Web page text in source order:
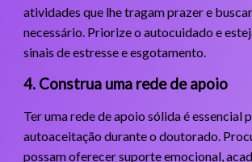
atividades que lhe tragam prazer e
necessário. Priorize o autocuidado e
sinais de estresse e esgotamento.
4. Construa uma rede de apoio
Ter uma rede de apoio sólida é essencial
autoaceitação durante o doutorado.
possam oferecer suporte emocional,